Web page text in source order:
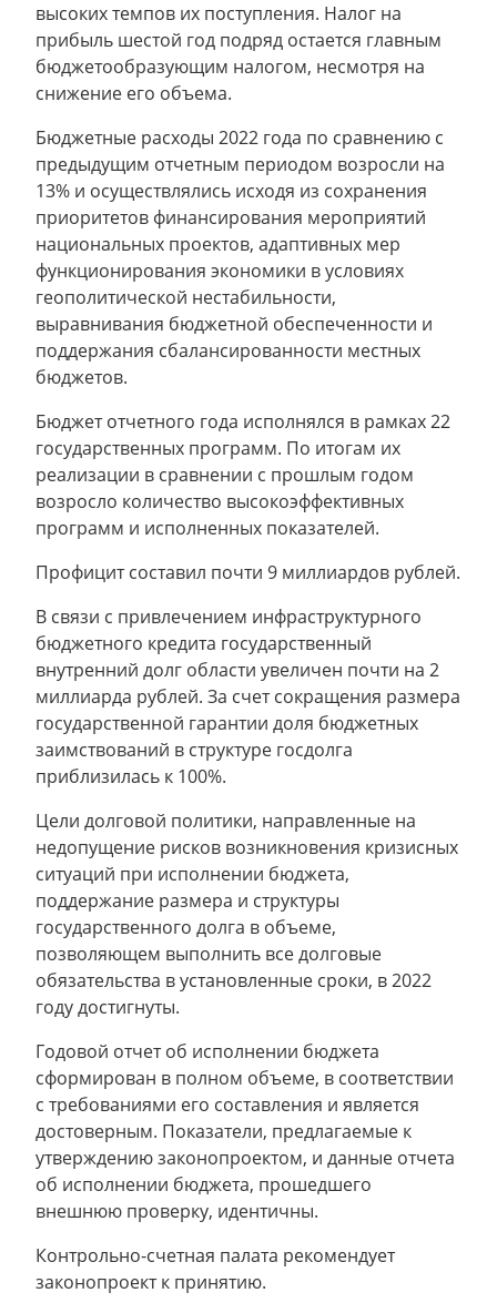
высоких темпов их поступления. Налог на
прибыль шестой год подряд остается главным
бюджетообразующим налогом, несмотря на
снижение его объема.
Бюджетные расходы 2022 года по сравнению с
предыдущим отчетным периодом возросли на
13% и осуществлялись исходя из сохранения
приоритетов финансирования мероприятий
национальных проектов, адаптивных мер
функционирования экономики в условиях
геополитической нестабильности,
выравнивания бюджетной обеспеченности и
поддержания сбалансированности местных
бюджетов.
Бюджет отчетного года исполнялся в рамках 22
государственных программ. По итогам их
реализации в сравнении с прошлым годом
возросло количество высокоэффективных
программ и исполненных показателей.
Профицит составил почти 9 миллиардов рублей.
В связи с привлечением инфраструктурного
бюджетного кредита государственный
внутренний долг области увеличен почти на 2
миллиарда рублей. За счет сокращения размера
государственной гарантии доля бюджетных
заимствований в структуре госдолга
приблизилась к 100%.
Цели долговой политики, направленные на
недопущение рисков возникновения кризисных
ситуаций при исполнении бюджета,
поддержание размера и структуры
государственного долга в объеме,
позволяющем выполнить все долговые
обязательства в установленные сроки, в 2022
году достигнуты.
Годовой отчет об исполнении бюджета
сформирован в полном объеме, в соответствии
с требованиями его составления и является
достоверным. Показатели, предлагаемые к
утверждению законопроектом, и данные отчета
об исполнении бюджета, прошедшего
внешнюю проверку, идентичны.
Контрольно-счетная палата рекомендует
законопроект к принятию.